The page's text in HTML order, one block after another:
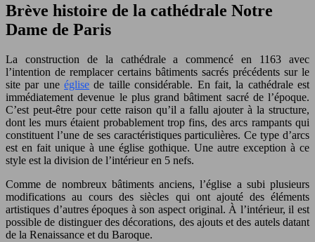
Brève histoire de la cathédrale Notre
Dame de Paris
La construction de la cathédrale a commencé en 1163 avec
l’intention de remplacer certains bâtiments sacrés précédents sur le
site par uneéglise de taille considérable. En fait, la cathédrale est
immédiatement devenue le plus grand bâtiment sacré de l’époque.
C’est peut-être pour cette raison qu’il a fallu ajouter à la structure,
dont les murs étaient probablement trop fins, des arcs rampants qui
constituent l’une de ses caractéristiques particulières. Ce type d’arcs
est en fait unique à une église gothique. Une autre exception à ce
style est la division de l’intérieur en 5 nefs.
Comme de nombreux bâtiments anciens, l’église a subi plusieurs
modifications au cours des siècles qui ont ajouté des éléments
artistiques d’autres époques à son aspect original. À l’intérieur, il est
possible de distinguer des décorations, des ajouts et des autels datant
de la Renaissance et du Baroque.